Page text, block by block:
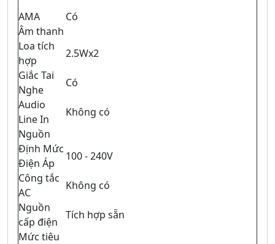
AMA
Có
Âm thanh
Loa tích
hợp
2.5Wx2
Giắc Tai
Nghe
Có
Audio
Line In
Không có
Nguồn
Định Mức
Điện Áp
100 - 240V
Công tắc
AC
Không có
Nguồn
cấp điện
Tích hợp sẵn
Mức tiêu